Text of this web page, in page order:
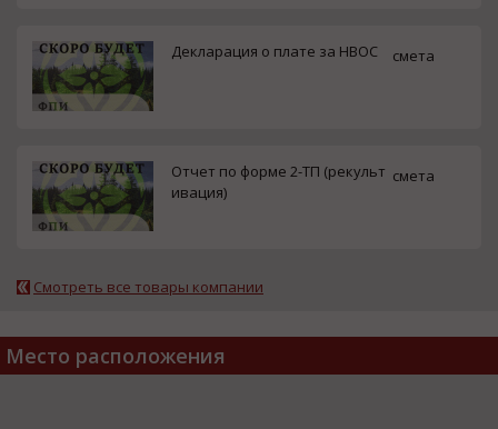
Декларация о плате за НВОС смета
Отчет по форме 2-ТП (рекульт
ивация)
смета
Смотреть все товары компании
Место расположения